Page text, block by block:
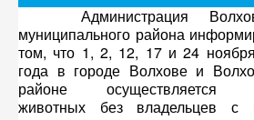
Администрация
муниципального района
том, что 1, 2, 12, 17 и 24
года в городе Волхове и
районе осуществляется
животных без владельцев с